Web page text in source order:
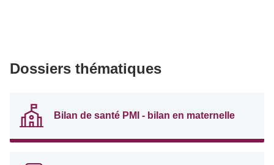
Dossiers thématiques
Bilan de santé PMI - bilan en maternelle